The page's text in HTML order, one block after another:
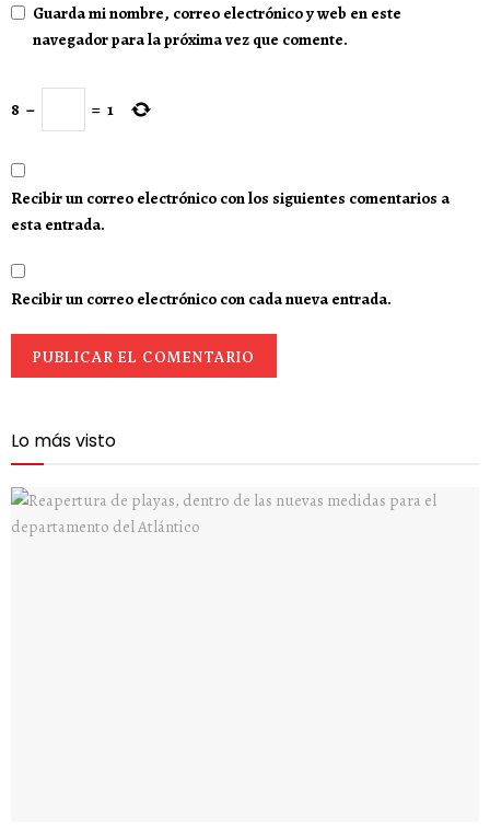
Guarda mi nombre, correo electrónico y web en este
navegador para la próxima vez que comente.
8 − = 1
Recibir un correo electrónico con los siguientes comentarios a
esta entrada.
Recibir un correo electrónico con cada nueva entrada.
Lo más visto